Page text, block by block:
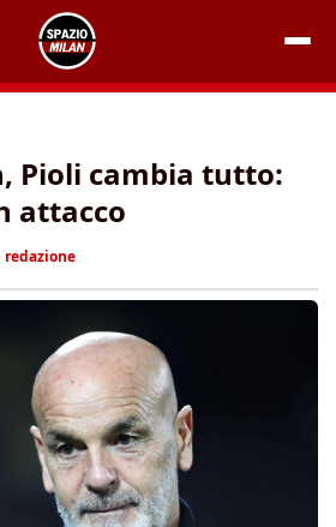
Pioli cambia tutto:
attacco
redazione